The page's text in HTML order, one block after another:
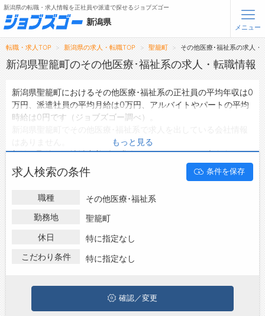
無料会員登録 ログイン
メニュー
トップ
転職支援サービスについて
転職ノウハウ(応募書類の書き方・面接対策など)
ジョブズゴーについて
会社概要
新潟県の転職・求人情報を正社員や派遣で探せるジョブズゴー
新潟県
メニュー
転職・求人TOP 新潟県の求人・転職TOP 聖籠町 その他医療･福祉系の求人・
新潟県聖籠町のその他医療･福祉系の求人・転職情報
新潟県聖籠町におけるその他医療･福祉系の正社員の平均年収は0
万円、派遣社員の平均月給は0万円、アルバイトやパートの平均
時給は0円です（ジョブズゴー調べ）。
新潟県聖籠町の地域密着型の求人サイトであるジョブズゴーでは
新潟県聖籠町の求人情報を0件取り扱っており、そのうち 正社員
の求人は0件、派遣社員の求人
アルバイト・パートの求
は0件です。
ハローワークにはない求人も多数扱っており、転職だけでなく、
第二新卒から50代・60代以上の方の再就職も可能です。 新潟県
は、ぜひ興味のある職種に応募してみてくださいね。
もっと見る
求人検索の条件 条件を保存
職種
その他医療･福祉系
勤務地
聖籠町
休日
特に指定なし
こだわり条件
特に指定なし
確認／変更